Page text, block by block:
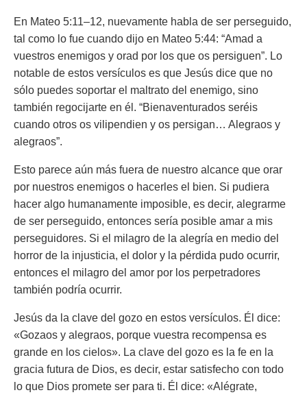
En Mateo 5:11–12, nuevamente habla de ser perseguido,
tal como lo fue cuando dijo en Mateo 5:44: “Amad a
vuestros enemigos y orad por los que os persiguen”. Lo
notable de estos versículos es que Jesús dice que no
sólo puedes soportar el maltrato del enemigo, sino
también regocijarte en él. “Bienaventurados seréis
cuando otros os vilipendien y os persigan… Alegraos y
alegraos”.
Esto parece aún más fuera de nuestro alcance que orar
por nuestros enemigos o hacerles el bien. Si pudiera
hacer algo humanamente imposible, es decir, alegrarme
de ser perseguido, entonces sería posible amar a mis
perseguidores. Si el milagro de la alegría en medio del
horror de la injusticia, el dolor y la pérdida pudo ocurrir,
entonces el milagro del amor por los perpetradores
también podría ocurrir.
Jesús da la clave del gozo en estos versículos. Él dice:
«Gozaos y alegraos, porque vuestra recompensa es
grande en los cielos». La clave del gozo es la fe en la
gracia futura de Dios, es decir, estar satisfecho con todo
lo que Dios promete ser para ti. Él dice: «Alégrate,